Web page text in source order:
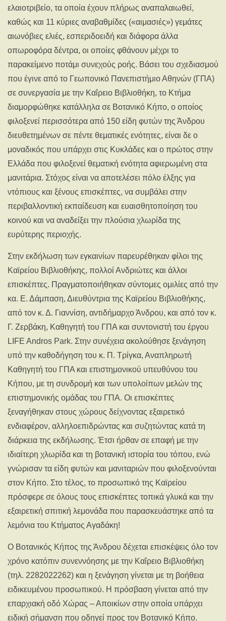
ελαιοτριβείο, τα οποία έχουν πλήρως αναπαλαιωθεί,
καθώς και 11 κύριες αναβαθμίδες («αιμασιές») γεμάτες
αιωνόβιες ελιές, εσπεριδοειδή και διάφορα άλλα
οπωροφόρα δέντρα, οι οποίες φθάνουν μέχρι το
παρακείμενο ποτάμι συνεχούς ροής. Βάσει του σχεδιασμού
που έγινε από το Γεωπονικό Πανεπιστήμιο Αθηνών (ΓΠΑ)
σε συνεργασία με την Καΐρειο Βιβλιοθήκη, το Κτήμα
διαμορφώθηκε κατάλληλα σε Βοτανικό Κήπο, ο οποίος
φιλοξενεί περισσότερα από 150 είδη φυτών της Άνδρου
διευθετημένων σε πέντε θεματικές ενότητες, είναι δε ο
μοναδικός που υπάρχει στις Κυκλάδες και ο πρώτος στην
Ελλάδα που φιλοξενεί θεματική ενότητα αφιερωμένη στα
μανιτάρια. Στόχος είναι να αποτελέσει πόλο έλξης για
ντόπιους και ξένους επισκέπτες, να συμβάλει στην
περιβαλλοντική εκπαίδευση και ευαισθητοποίηση του
κοινού και να αναδείξει την πλούσια χλωρίδα της
ευρύτερης περιοχής.
Στην εκδήλωση των εγκαινίων παρευρέθηκαν φίλοι της
Καϊρείου Βιβλιοθήκης, πολλοί Ανδριώτες και άλλοι
επισκέπτες. Πραγματοποιήθηκαν σύντομες ομιλίες από την
κα. Ε. Δάμπαση, Διευθύντρια της Καϊρείου Βιβλιοθήκης,
από τον κ. Δ. Γιαννίση, αντιδήμαρχο Άνδρου, και από τον κ.
Γ. Ζερβάκη, Καθηγητή του ΓΠΑ και συντονιστή του έργου
LIFE Andros Park. Στην συνέχεια ακολούθησε ξενάγηση
υπό την καθοδήγηση του κ. Π. Τρίγκα, Αναπληρωτή
Καθηγητή του ΓΠΑ και επιστημονικού υπευθύνου του
Κήπου, με τη συνδρομή και των υπολοίπων μελών της
επιστημονικής ομάδας του ΓΠΑ. Οι επισκέπτες
ξεναγήθηκαν στους χώρους δείχνοντας εξαιρετικό
ενδιαφέρον, αλληλοεπιδρώντας και συζητώντας κατά τη
διάρκεια της εκδήλωσης. Έτσι ήρθαν σε επαφή με την
ιδιαίτερη χλωρίδα και τη βοτανική ιστορία του τόπου, ενώ
γνώρισαν τα είδη φυτών και μανιταριών που φιλοξενούνται
στον Κήπο. Στο τέλος, το προσωπικό της Καϊρείου
πρόσφερε σε όλους τους επισκέπτες τοπικά γλυκά και την
εξαιρετική σπιτική λεμονάδα που παρασκευάστηκε από τα
λεμόνια του Κτήματος Αγαδάκη!
Ο Βοτανικός Κήπος της Άνδρου δέχεται επισκέψεις όλο τον
χρόνο κατόπιν συνεννόησης με την Καΐρειο Βιβλιοθήκη
(τηλ. 2282022262) και η ξενάγηση γίνεται με τη βοήθεια
ειδικευμένου προσωπικού. Η πρόσβαση γίνεται από την
επαρχιακή οδό Χώρας – Αποικίων στην οποία υπάρχει
ειδική σήμανση που οδηγεί προς τον Βοτανικό Κήπο.